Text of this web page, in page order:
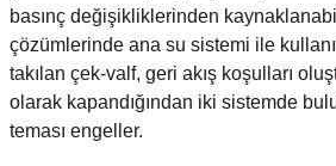
basınç değişikliklerinden
çözümlerinde ana su sistemi ile
takılan çek-valf, geri akış koşulları
olarak kapandığından iki sistemde
teması engeller.